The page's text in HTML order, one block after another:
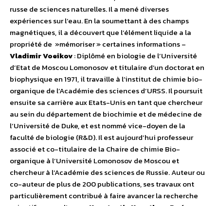
russe de sciences naturelles. Il a mené diverses
expériences sur l’eau. En la soumettant à des champs
magnétiques, il a découvert que l’élément liquide a la
propriété de »mémoriser » certaines informations –
Vladimir Voeikov: Diplômé en biologie de l’Université
d’Etat de Moscou Lomonosov et titulaire d’un doctorat en
biophysique en 1971, il travaille à l’institut de chimie bio-
organique de l’Académie des sciences d’URSS. Il poursuit
ensuite sa carrière aux Etats-Unis en tant que chercheur
au sein du département de biochimie et de médecine de
l’Université de Duke, et est nommé vice-doyen de la
faculté de biologie (R&D). Il est aujourd’hui professeur
associé et co-titulaire de la Chaire de chimie Bio-
organique à l’Université Lomonosov de Moscou et
chercheur à l’Académie des sciences de Russie. Auteur ou
co-auteur de plus de 200 publications, ses travaux ont
particulièrement contribué à faire avancer la recherche